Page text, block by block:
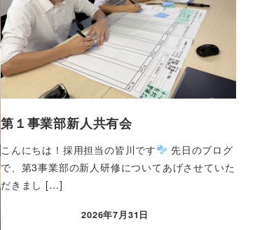
第１事業部新人共有会
こんにちは！採用担当の皆川です
先日のブログ
で、第3事業部の新人研修についてあげさせていた
だきまし […]
2026年7月31日